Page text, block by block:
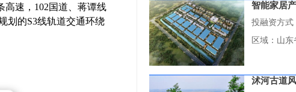
高速，102国道、蒋谭线
划的S3线轨道交通环绕
智能家居
投融资方式
区域：山
沭河古道